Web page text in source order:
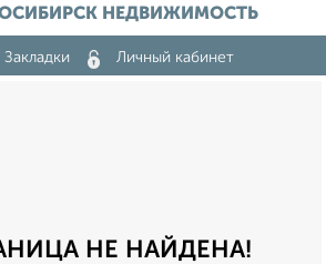
НЕДВИЖИМОСТЬ
Закладки Личный кабинет
НЕ НАЙДЕНА!